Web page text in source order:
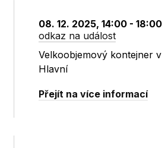
08. 12. 2025, 14:00 - 18:00
odkaz na událost
Velkoobjemový kontejner
Hlavní
Přejít na více informací